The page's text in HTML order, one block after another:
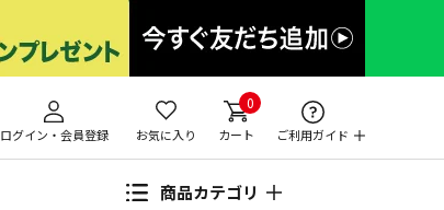
ログイン・会員登録 お気に入り
0
カート ご利用ガイド
商品カテゴリ